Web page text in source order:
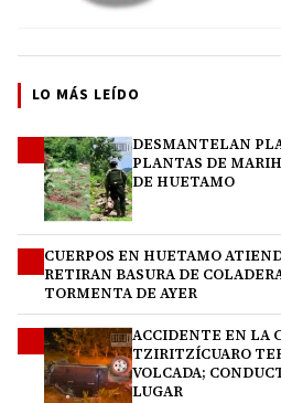
LO MÁS LEÍDO
DESMANTELAN
PLANTAS DE
DE HUETAMO
CUERPOS EN HUETAMO
RETIRAN BASURA DE
TORMENTA DE AYER
ACCIDENTE EN LA
TZIRITZÍCUARO
VOLCADA;
LUGAR